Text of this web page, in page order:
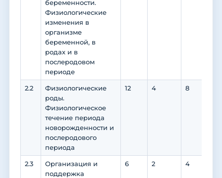
беременности.
Физиологические
изменения в
организме
беременной, в
родах и в
послеродовом
периоде
2.2
Физиологические
роды.
Физиологическое
течение периода
новорожденности и
послеродового
периода
12 4 8
2.3
Организация и
поддержка
6 2 4